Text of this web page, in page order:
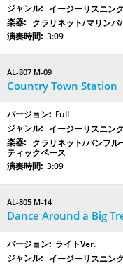
イージーリスニン
クラリネット/マリンバ
3:09
AL-807 M-09
Country Town Station
Full
イージーリスニン
クラリネット/パンフ
ティックベース
3:09
AL-805 M-14
Dance Around a Big
ライトVer.
イージーリスニン